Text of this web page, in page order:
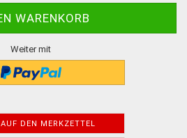
Weiter mit
AUF DEN MERKZETTEL